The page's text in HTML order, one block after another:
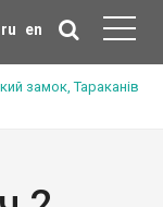
ru en
замок, Тараканів